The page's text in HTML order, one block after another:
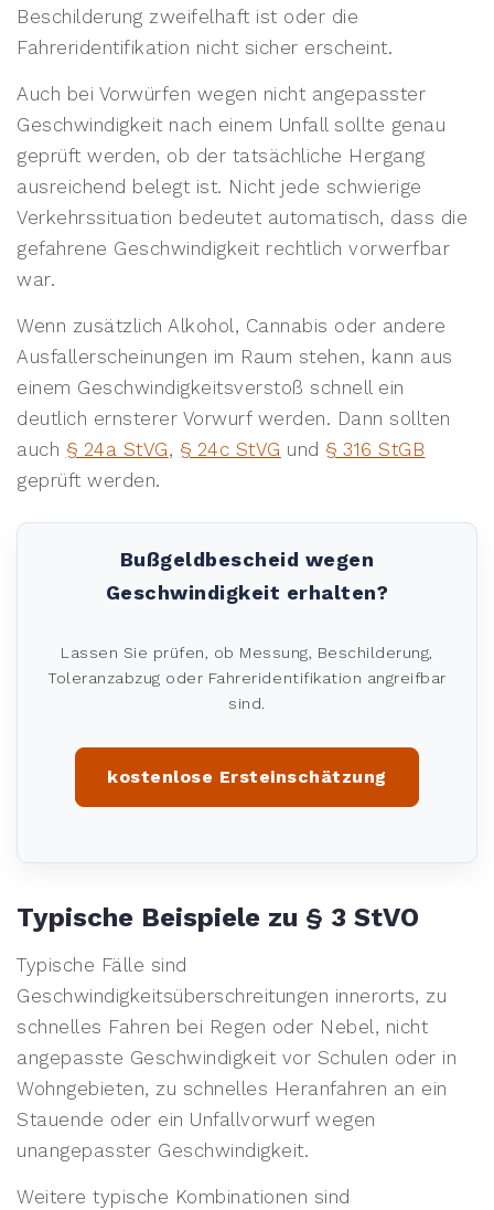
Beschilderung zweifelhaft ist oder die
Fahreridentifikation nicht sicher erscheint.
Auch bei Vorwürfen wegen nicht angepasster
Geschwindigkeit nach einem Unfall sollte genau
geprüft werden, ob der tatsächliche Hergang
ausreichend belegt ist. Nicht jede schwierige
Verkehrssituation bedeutet automatisch, dass die
gefahrene Geschwindigkeit rechtlich vorwerfbar
war.
Wenn zusätzlich Alkohol, Cannabis oder andere
Ausfallerscheinungen im Raum stehen, kann aus
einem Geschwindigkeitsverstoß schnell ein
deutlich ernsterer Vorwurf werden. Dann sollten
auch § 24a StVG, § 24c StVG und § 316 StGB
geprüft werden.
Bußgeldbescheid wegen
Geschwindigkeit erhalten?
Lassen Sie prüfen, ob Messung, Beschilderung,
Toleranzabzug oder Fahreridentifikation angreifbar
sind.
kostenlose Ersteinschätzung
Typische Beispiele zu § 3 StVO
Typische Fälle sind
Geschwindigkeitsüberschreitungen innerorts, zu
schnelles Fahren bei Regen oder Nebel, nicht
angepasste Geschwindigkeit vor Schulen oder in
Wohngebieten, zu schnelles Heranfahren an ein
Stauende oder ein Unfallvorwurf wegen
unangepasster Geschwindigkeit.
Weitere typische Kombinationen sind